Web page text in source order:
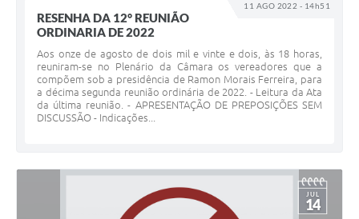
11 AGO 2022 - 14h51
RESENHA DA 12° REUNIÃO
ORDINARIA DE 2022
Aos onze de agosto de dois mil e vinte e dois, às 18 horas,
reuniram-se no Plenário da Câmara os vereadores que a
compõem sob a presidência de Ramon Morais Ferreira, para
a décima segunda reunião ordinária de 2022. - Leitura da Ata
da última reunião. - APRESENTAÇÃO DE PREPOSIÇÕES SEM
DISCUSSÃO - Indicações...
JUL
14